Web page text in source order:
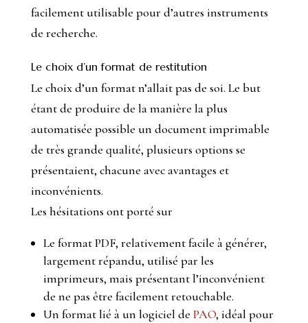
facilement utilisable pour d’autres instruments
de recherche.
Le choix d’un format de restitution
Le choix d’un format n’allait pas de soi. Le but
étant de produire de la manière la plus
automatisée possible un document imprimable
de très grande qualité, plusieurs options se
présentaient, chacune avec avantages et
inconvénients.
Les hésitations ont porté sur
Le format PDF, relativement facile à générer,
largement répandu, utilisé par les
imprimeurs, mais présentant l’inconvénient
de ne pas être facilement retouchable.
Un format lié à un logiciel de PAO, idéal pour